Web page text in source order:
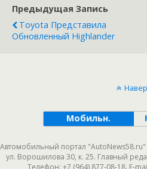
Предыдущая Запись
Toyota Представила
Обновленный Highlander
Мобильн.
Автомобильный портал "AutoNews58.ru"
ул. Ворошилова 30, к. 25. Главный
Телефон: +7 (964) 877-08-18. E-